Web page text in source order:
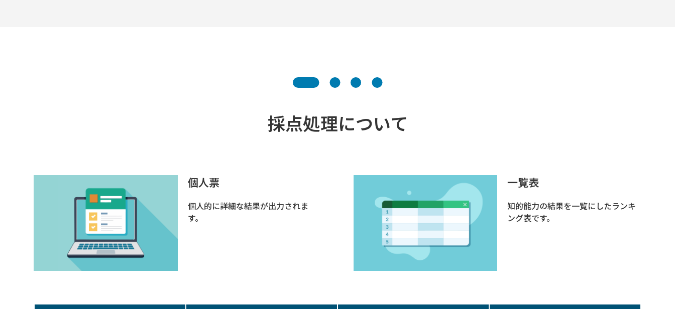
採点処理について
個人票
個人的に詳細な結果が出力されま
す。
一覧表
知的能力の結果を一覧にしたランキ
ング表です。